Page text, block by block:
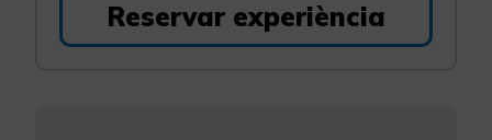
Reservar experiència